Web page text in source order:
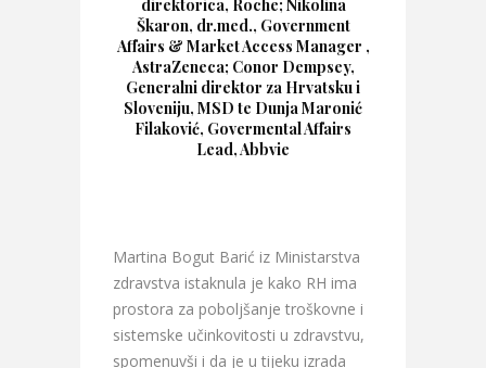
direktorica, Roche; Nikolina
Škaron, dr.med., Government
Affairs & Market Access Manager ,
AstraZeneca; Conor Dempsey,
Generalni direktor za Hrvatsku i
Sloveniju, MSD te Dunja Maronić
Filaković, Govermental Affairs
Lead, Abbvie
Martina Bogut Barić iz Ministarstva
zdravstva istaknula je kako RH ima
prostora za poboljšanje troškovne i
sistemske učinkovitosti u zdravstvu,
spomenuvši i da je u tijeku izrada